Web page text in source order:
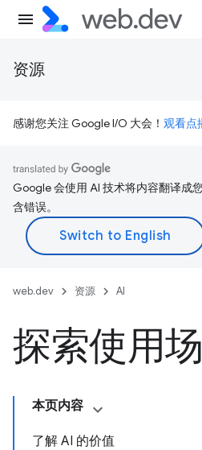
资源
感谢您关注 Google I/O 大会！ 观看点
Google 会使用 AI 技术将内容翻译成
含错误。
web.dev 资源 AI
探索使用
本页内容
了解 AI 的价值